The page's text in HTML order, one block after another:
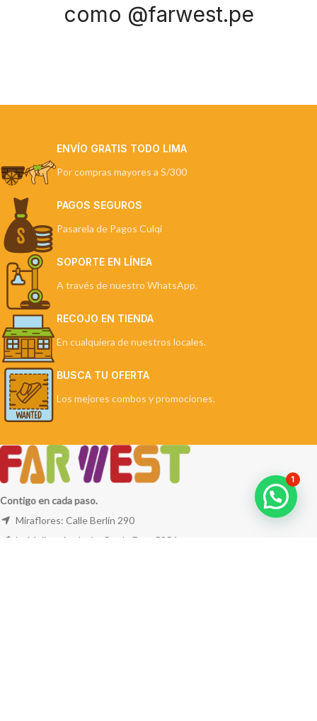
como @farwest.pe
ENVÍO GRATIS TODO LIMA
Por compras mayores a S/300
PAGOS SEGUROS
Pasarela de Pagos Culqi
SOPORTE EN LÍNEA
A través de nuestro WhatsApp.
RECOJO EN TIENDA
En cualquiera de nuestros locales.
BUSCA TU OFERTA
Los mejores combos y promociones.
Contigo en cada paso.
Miraflores: Calle Berlín 290
La Molina: Av. Javier Prado Este 5254
1